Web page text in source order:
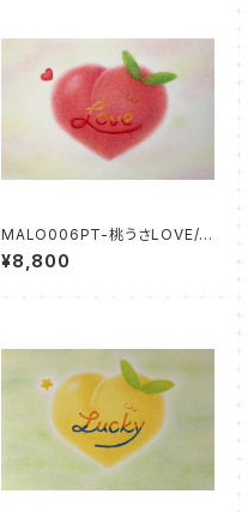
MALO006PT-桃うさLOVE/M
OMOUSA LOVE（パステル原
画/額無し）
¥8,800